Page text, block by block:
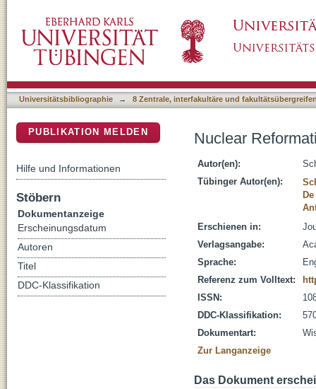
Universitätsbibliographie → 8 Zentrale, interfakultäre und
Nuclear
Autor(en):
Tübinger Autor(en):
Erschienen in:
Verlagsangabe:
Sprache:
Referenz zum Volltext:
ISSN:
DDC-Klassifikation:
Dokumentart:
Zur Langanzeige
Das Dokument
PUBLIKATION MELDEN
Hilfe und Informationen
Stöbern
Dokumentanzeige
Erscheinungsdatum
Autoren
Titel
DDC-Klassifikation